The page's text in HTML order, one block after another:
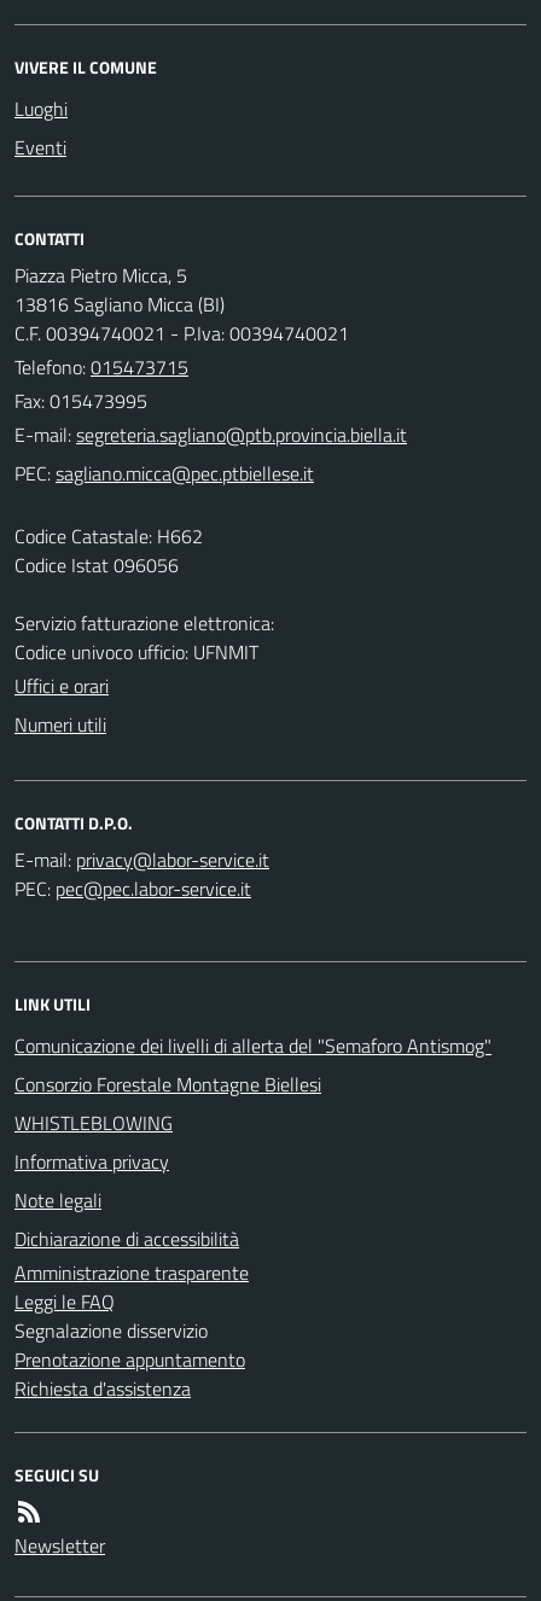
VIVERE IL COMUNE
Luoghi
Eventi
CONTATTI
Piazza Pietro Micca, 5
13816 Sagliano Micca (BI)
C.F. 00394740021 - P.Iva: 00394740021
Telefono:015473715
Fax: 015473995
E-mail:
PEC:
Codice Catastale: H662
Codice Istat 096056
Servizio fatturazione elettronica:
Codice univoco ufficio: UFNMIT
Uffici e orari
Numeri utili
CONTATTI D.P.O.
E-mail:
PEC:
LINK UTILI
Comunicazione dei livelli di allerta del "Semaforo Antismog"
Consorzio Forestale Montagne Biellesi
WHISTLEBLOWING
Informativa privacy
Note legali
Dichiarazione di accessibilità
Amministrazione trasparente
Leggi le FAQ
Segnalazione disservizio
Prenotazione appuntamento
Richiesta d'assistenza
SEGUICI SU
Newsletter